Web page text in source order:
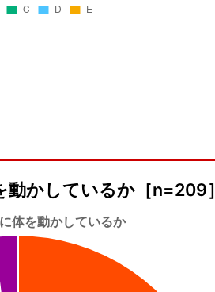
かしているか［n=209］